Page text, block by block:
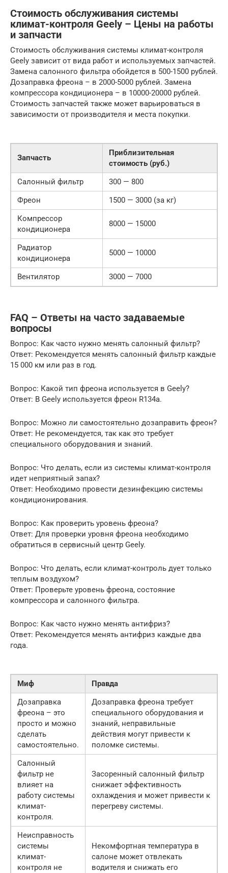
Стоимость обслуживания системы
климат-контроля Geely – Цены на работы
и запчасти
Стоимость обслуживания системы климат-контроля
Geely зависит от вида работ и используемых запчастей.
Замена салонного фильтра обойдется в 500-1500 рублей.
Дозаправка фреона – в 2000-5000 рублей. Замена
компрессора кондиционера – в 10000-20000 рублей.
Стоимость запчастей также может варьироваться в
зависимости от производителя и места покупки.
Запчасть
Приблизительная
стоимость (руб.)
Салонный фильтр
300 — 800
Фреон
1500 — 3000 (за кг)
Компрессор
кондиционера
8000 — 15000
Радиатор
кондиционера
5000 — 10000
Вентилятор 3000 — 7000
FAQ – Ответы на часто задаваемые
вопросы
Вопрос: Как часто нужно менять салонный фильтр?
Ответ: Рекомендуется менять салонный фильтр каждые
15 000 км или раз в год.
Вопрос: Какой тип фреона используется в Geely?
Ответ: В Geely используется фреон R134a.
Вопрос: Можно ли самостоятельно дозаправить фреон?
Ответ: Не рекомендуется, так как это требует
специального оборудования и знаний.
Вопрос: Что делать, если из системы климат-контроля
идет неприятный запах?
Ответ: Необходимо провести дезинфекцию системы
кондиционирования.
Вопрос: Как проверить уровень фреона?
Ответ: Для проверки уровня фреона необходимо
обратиться в сервисный центр Geely.
Вопрос: Что делать, если климат-контроль дует только
теплым воздухом?
Ответ: Проверьте уровень фреона, состояние
компрессора и салонного фильтра.
Вопрос: Как часто нужно менять антифриз?
Ответ: Рекомендуется менять антифриз каждые два
года.
Миф
Правда
Дозаправка
фреона – это
просто и можно
сделать
самостоятельно.
Дозаправка фреона требует
специального оборудования и
знаний, неправильные
действия могут привести к
поломке системы.
Салонный
фильтр не
влияет на
работу системы
климат-
контроля.
Засоренный салонный фильтр
снижает эффективность
охлаждения и может привести к
перегреву системы.
Неисправность
системы
климат-
контроля не
Некомфортная температура в
салоне может отвлекать
водителя и снижать его